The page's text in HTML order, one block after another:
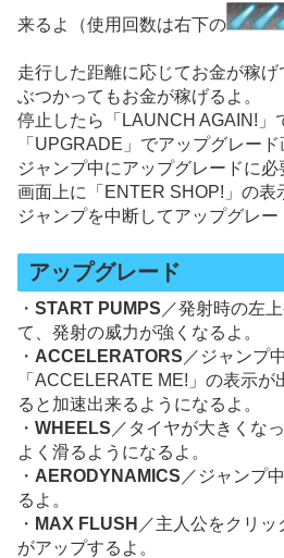
来るよ（使用回数は右下の
走行した距離に応じてお金が稼
ぶつかってもお金が稼げるよ。
停止したら「LAUNCH AGAIN!」
「UPGRADE」でアップグレード
ジャンプ中にアップグレードに必
画面上に「ENTER SHOP!」の表
ジャンプを中断してアップグレー
アップグレード
・ START PUMPS ／発射時の左
て、発射の威力が強くなるよ。
・ ACCELERATORS ／ジャンプ
「ACCELERATE ME!」の表示
ると加速出来るようになるよ。
・ WHEELS ／タイヤが大きくな
よく滑るようになるよ。
・ AERODYNAMICS ／ジャンプ
るよ。
・ MAX FLUSH ／主人公をクリ
がアップするよ。